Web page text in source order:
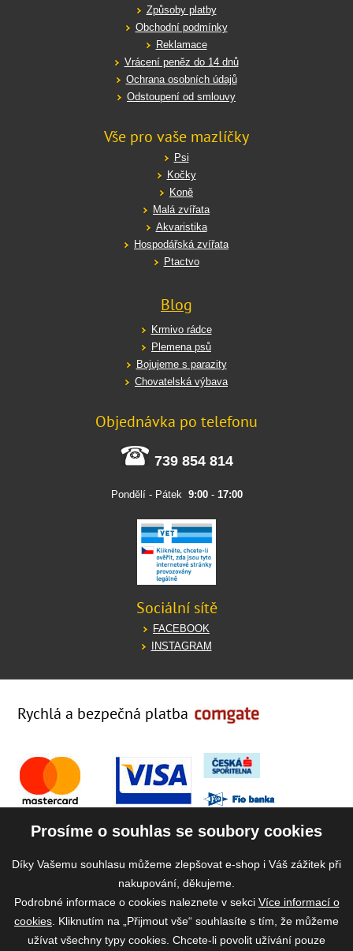
Způsoby platby
Obchodní podmínky
Reklamace
Vrácení peněz do 14 dnů
Ochrana osobních údajů
Odstoupení od smlouvy
Vše pro vaše mazlíčky
Psi
Kočky
Koně
Malá zvířata
Akvaristika
Hospodářská zvířata
Ptactvo
Blog
Krmivo rádce
Plemena psů
Bojujeme s parazity
Chovatelská výbava
Objednávka po telefonu
739 854 814
Pondělí - Pátek 9:00- 17:00
Sociální sítě
FACEBOOK
INSTAGRAM
Rychlá a bezpečná platba
Prosíme o souhlas se soubory cookies
Díky Vašemu souhlasu můžeme zlepšovat e-shop i Váš zážitek při
nakupování, děkujeme.
Podrobné informace o cookies naleznete v sekci Více informací o
cookies . Kliknutím na „Přijmout vše“ souhlasíte s tím, že můžeme
užívat všechny typy cookies. Chcete-li povolit užívání pouze